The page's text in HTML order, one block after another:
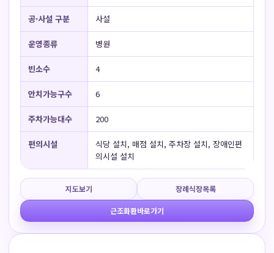
공·사설 구분 사설
운영종류 병원
빈소수 4
안치가능구수 6
주차가능대수 200
편의시설
식당 설치, 매점 설치, 주차장 설치, 장애인편
의시설 설치
지도보기 장례식장목록
근조화환바로가기